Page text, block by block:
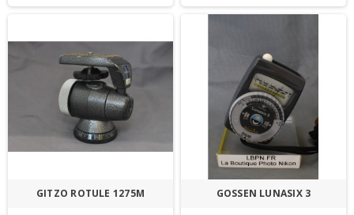
GITZO ROTULE 1275M GOSSEN LUNASIX 3